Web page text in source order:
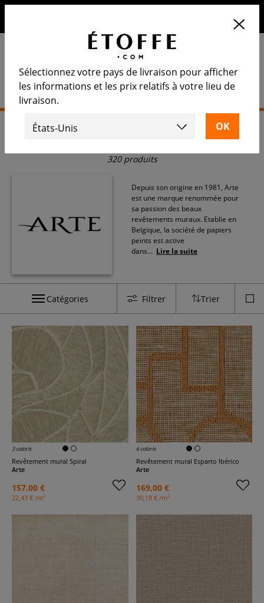
320 produits
Depuis son origine en 1981, Arte
est une marque renommée pour
sa passion des beaux
revêtements muraux. Etablie en
Belgique, la société de papiers
peints est active
dans... Lire la suite
Catégories Filtrer Trier
3 coloris
Revêtement mural Spiral
Arte
157,00 €
22,43 € /m2
6 coloris
Revêtement mural Esparto Ibérico
Arte
169,00 €
30,18 € /m2
Sélectionnez votre pays de livraison pour afficher
les informations et les prix relatifs à votre lieu de
livraison.